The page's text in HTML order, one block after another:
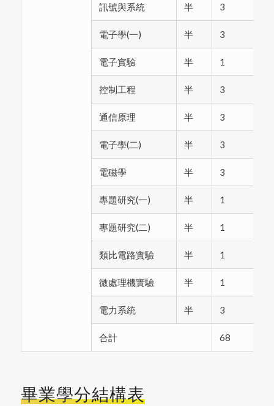
訊號與系統 半 3
電子學(一) 半 3
電子實驗 半 1
控制工程 半 3
通信原理 半 3
電子學(二) 半 3
電磁學 半 3
專題研究(一) 半 1
專題研究(二) 半 1
類比電路實驗 半 1
微處理機實驗 半 1
電力系統 半 3
合計 68
畢業學分結構表